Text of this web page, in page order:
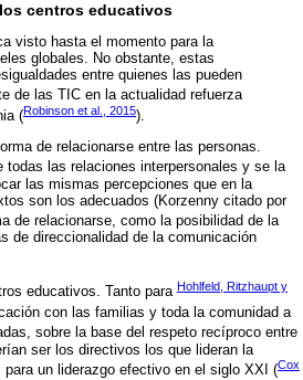
centros educativos
visto hasta el momento para la
globales. No obstante, estas
entre quienes las pueden
de las TIC en la actualidad refuerza
(Robinson et al., 2015).
de relacionarse entre las personas.
las relaciones interpersonales y se la
las mismas percepciones que en la
son los adecuados (Korzenny citado por
de relacionarse, como la posibilidad de la
de direccionalidad de la comunicación
educativos. Tanto para Hohlfeld, Ritzhaupt y
con las familias y toda la comunidad a
sobre la base del respeto recíproco entre
ser los directivos los que lideran la
un liderazgo efectivo en el siglo XXI (Cox